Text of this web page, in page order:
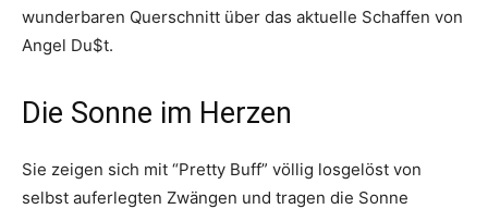
wunderbaren Querschnitt über das aktuelle Schaffen von
Angel Du$t.
Die Sonne im Herzen
Sie zeigen sich mit “Pretty Buff” völlig losgelöst von
selbst auferlegten Zwängen und tragen die Sonne